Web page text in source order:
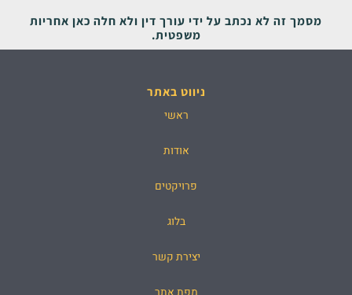
מסמך זה לא נכתב על ידי עורך דין ולא חלה כאן אחריות
משפטית.
ניווט באתר
ראשי
אודות
פרויקטים
בלוג
יצירת קשר